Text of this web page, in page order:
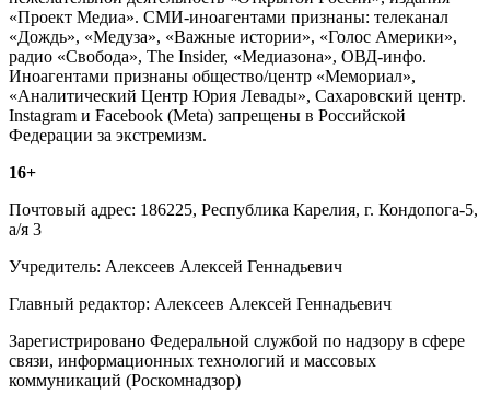
«Проект Медиа». СМИ-иноагентами признаны: телеканал
«Дождь», «Медуза», «Важные истории», «Голос Америки»,
радио «Свобода», The Insider, «Медиазона», ОВД-инфо.
Иноагентами признаны общество/центр «Мемориал»,
«Аналитический Центр Юрия Левады», Сахаровский центр.
Instagram и Facebook (Metа) запрещены в Российской
Федерации за экстремизм.
16+
Почтовый адрес: 186225, Республика Карелия, г. Кондопога-5,
а/я 3
Учредитель: Алексеев Алексей Геннадьевич
Главный редактор: Алексеев Алексей Геннадьевич
Зарегистрировано Федеральной службой по надзору в сфере
связи, информационных технологий и массовых
коммуникаций (Роскомнадзор)